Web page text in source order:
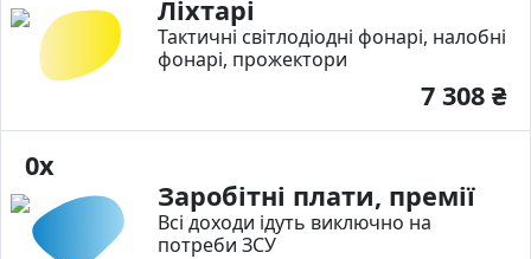
Ліхтарі
Тактичні світлодіодні фонарі, налобні
фонарі, прожектори
7 308 ₴
0x
Заробітні плати, премії
Всі доходи ідуть виключно на
потреби ЗСУ